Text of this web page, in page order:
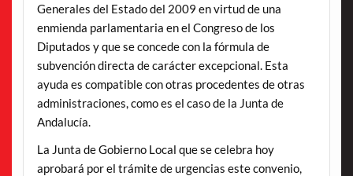
Generales del Estado del 2009 en virtud de una
enmienda parlamentaria en el Congreso de los
Diputados y que se concede con la fórmula de
subvención directa de carácter excepcional. Esta
ayuda es compatible con otras procedentes de otras
administraciones, como es el caso de la Junta de
Andalucía.
La Junta de Gobierno Local que se celebra hoy
aprobará por el trámite de urgencias este convenio,